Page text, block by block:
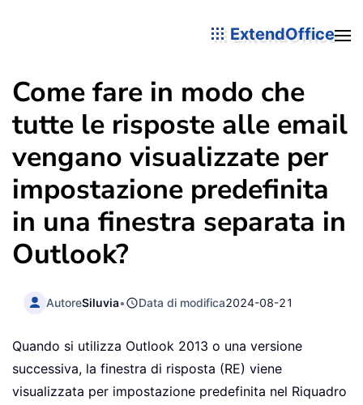
ExtendOffice
Come fare in modo che
tutte le risposte alle email
vengano visualizzate per
impostazione predefinita
in una finestra separata in
Outlook?
AutoreSiluvia• Data di modifica2024-08-21
Quando si utilizza Outlook 2013 o una versione
successiva, la finestra di risposta (RE) viene
visualizzata per impostazione predefinita nel Riquadro